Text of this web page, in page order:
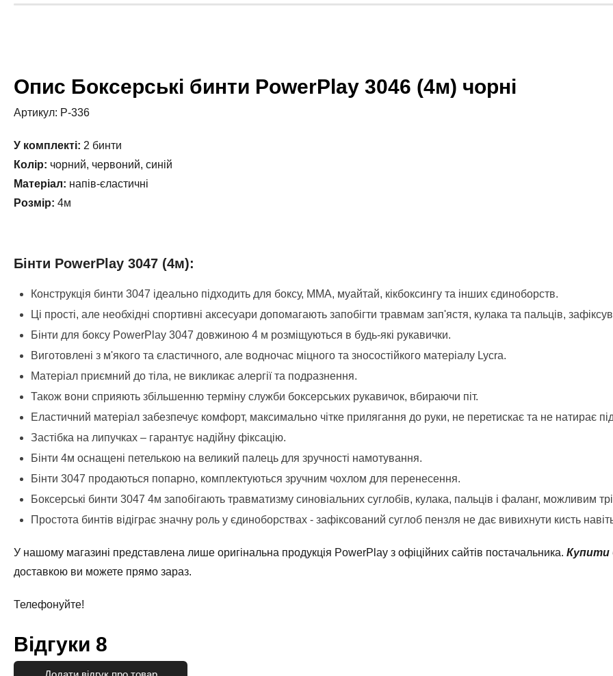
Опис Боксерські бинти PowerPlay 3046 (4м) чорні
Артикул: P-336
У комплекті: 2 бинти
Колір: чорний, червоний, синій
Матеріал: напів-єластичні
Розмір: 4м
Бінти PowerPlay 3047 (4м):
Конструкція бинти 3047 ідеально підходить для боксу, ММА, муайтай, кікбоксингу та інших єдиноборств.
Ці прості, але необхідні спортивні аксесуари допомагають запобігти травмам зап'ястя, кулака та пальців,
Бінти для боксу PowerPlay 3047 довжиною 4 м розміщуються в будь-які рукавички.
Виготовлені з м'якого та єластичного, але водночас міцного та зносостійкого матеріалу Lycra.
Матеріал приємний до тіла, не викликає алергії та подразнення.
Також вони сприяють збільшенню терміну служби боксерських рукавичок, вбираючи піт.
Еластичний матеріал забезпечує комфорт, максимально чітке прилягання до руки, не перетискає та не натирає
Застібка на липучках – гарантує надійну фіксацію.
Бінти 4м оснащені петелькою на великий палець для зручності намотування.
Бінти 3047 продаються попарно, комплектуються зручним чохлом для перенесення.
Боксерські бинти 3047 4м запобігають травматизму синовіальних суглобів, кулака, пальців і фаланг, можливим
Простота бинтів відіграє значну роль у єдиноборствах - зафіксований суглоб пензля не дає вивихнути кисть
У нашому магазині представлена лише оригінальна продукція PowerPlay з офіційних сайтів постачальника. Купити
доставкою ви можете прямо зараз.
Телефонуйте!
Відгуки 8